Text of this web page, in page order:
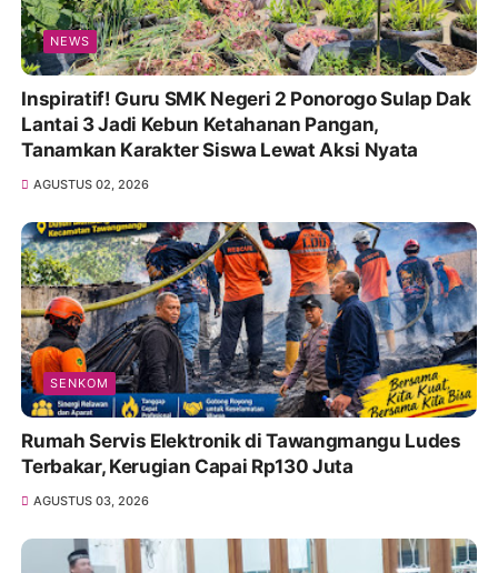
NEWS
Inspiratif! Guru SMK Negeri 2 Ponorogo Sulap Dak
Lantai 3 Jadi Kebun Ketahanan Pangan,
Tanamkan Karakter Siswa Lewat Aksi Nyata
AGUSTUS 02, 2026
SENKOM
Rumah Servis Elektronik di Tawangmangu Ludes
Terbakar, Kerugian Capai Rp130 Juta
AGUSTUS 03, 2026